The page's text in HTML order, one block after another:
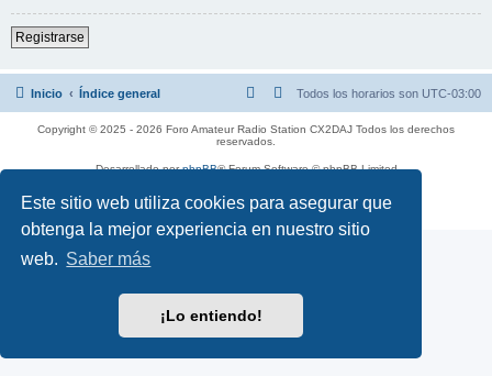
Este sitio web utiliza cookies para asegurar que
obtenga la mejor experiencia en nuestro sitio
web. Saber más
¡Lo entiendo!
Registrarse
Inicio Índice general Todos los horarios son UTC-03:00
Copyright © 2025 - 2026 Foro Amateur Radio Station CX2DAJ Todos los derechos
reservados.
Desarrollado porphpBB® Forum Software © phpBB Limited
Privacidad| Condiciones